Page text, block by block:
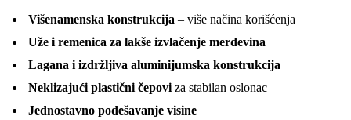
Višenamenska konstrukcija – više načina korišćenja
Uže i remenica za lakše izvlačenje merdevina
Lagana i izdržljiva aluminijumska konstrukcija
Neklizajući plastični čepovi za stabilan oslonac
Jednostavno podešavanje visine